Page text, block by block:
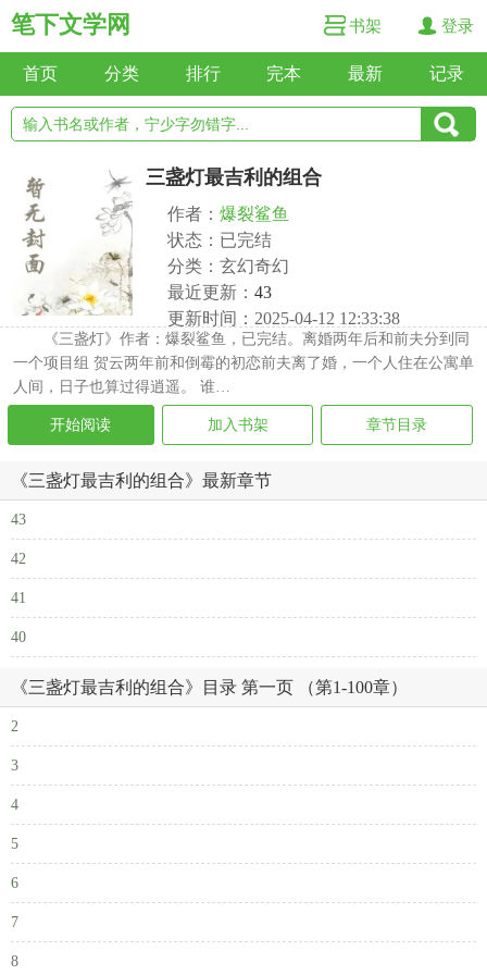
笔下文学网 书架 登录
首页 分类 排行 完本 最新 记录
三盏灯最吉利的组合
作者： 爆裂鲨鱼
状态：已完结
分类：玄幻奇幻
最近更新： 43
更新时间：2025-04-12 12:33:38
《三盏灯》作者：爆裂鲨鱼，已完结。离婚两年后和前夫分到同
一个项目组 贺云两年前和倒霉的初恋前夫离了婚，一个人住在公寓单
人间，日子也算过得逍遥。 谁…
开始阅读 加入书架 章节目录
《三盏灯最吉利的组合》最新章节
43
42
41
40
《三盏灯最吉利的组合》目录 第一页 （第1-100章）
2
3
4
5
6
7
8